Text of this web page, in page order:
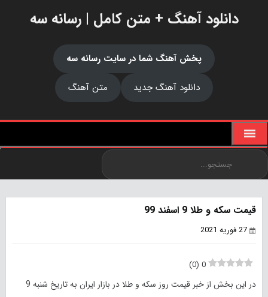
دانلود آهنگ + متن کامل | رسانه سه
پخش آهنگ شما در سایت رسانه سه
دانلود آهنگ جدید
متن آهنگ
قیمت سکه و طلا 9 اسفند 99
27 فوریه 2021
0
(
0
)
در این بخش از خبر قیمت روز سکه و طلا در بازار ایران به تاریخ شنبه 9